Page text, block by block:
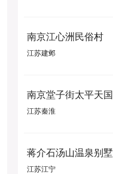
南京江心洲民俗村
江苏建邺
江苏秦淮
蒋介石汤山温泉别墅
江苏江宁